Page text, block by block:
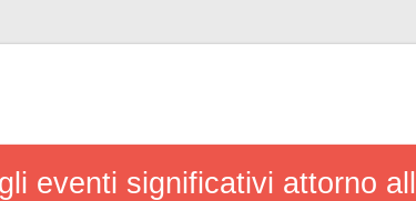
eventi significativi attorno